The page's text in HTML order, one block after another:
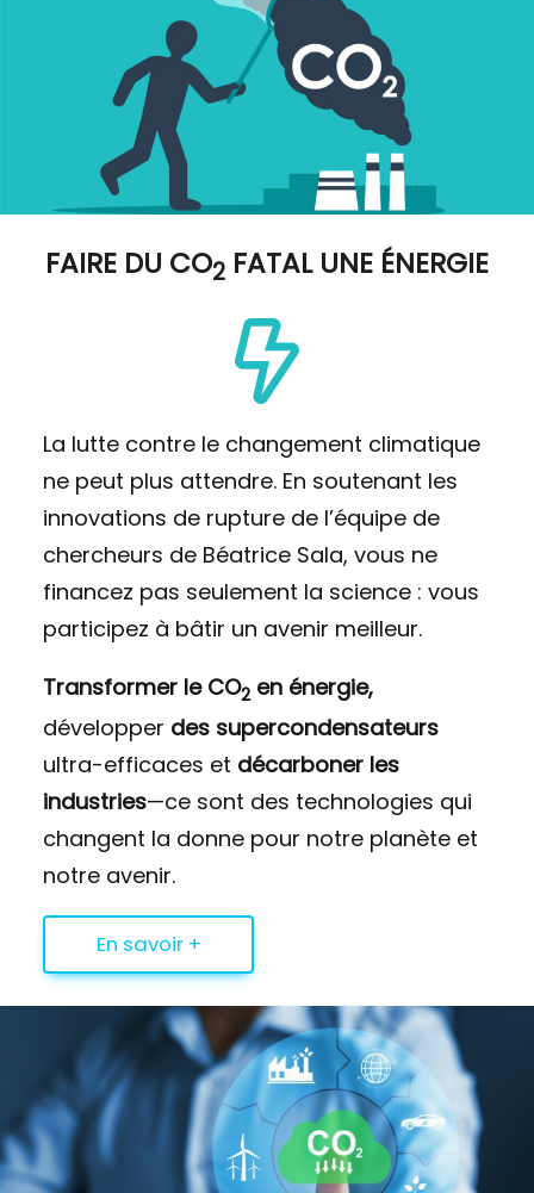
FAIRE DU CO2 FATAL UNE ÉNERGIE
La lutte contre le changement climatique
ne peut plus attendre. En soutenant les
innovations de rupture de l’équipe de
chercheurs de Béatrice Sala, vous ne
financez pas seulement la science : vous
participez à bâtir un avenir meilleur.
Transformer le CO2 en énergie,
développer des supercondensateurs
ultra-efficaces et décarboner les
industries—ce sont des technologies qui
changent la donne pour notre planète et
notre avenir.
En savoir +